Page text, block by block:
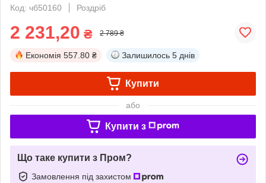
Код: чб50160
Роздріб
2 231,20 ₴ 2 789 ₴
Економія 557.80 ₴ Залишилось 5 днів
Купити
або
Купити з
Що таке купити з Пром?
Замовлення під захистом